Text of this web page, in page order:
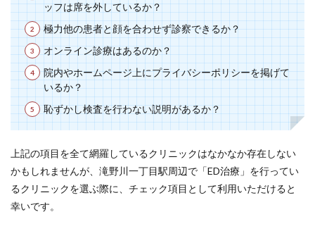
ッフは席を外しているか？
極力他の患者と顔を合わせず診察できるか？
オンライン診療はあるのか？
院内やホームページ上にプライバシーポリシーを掲げて
いるか？
恥ずかし検査を行わない説明があるか？
上記の項目を全て網羅しているクリニックはなかなか存在しない
かもしれませんが、滝野川一丁目駅周辺で「ED治療」を行ってい
るクリニックを選ぶ際に、チェック項目として利用いただけると
幸いです。